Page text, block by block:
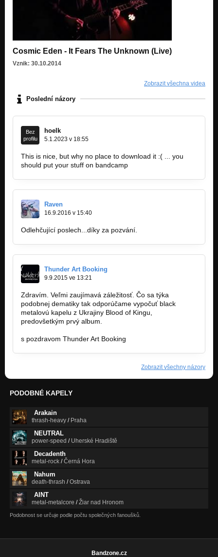
Cosmic Eden - It Fears The Unknown (Live)
Vznik: 30.10.2014
Zobrazit všechna videa
Poslední názory
Bez
profilu
hoelk
5.1.2023 v 18:55
This is nice, but why no place to download it :( ... you
should put your stuff on bandcamp
Raven
16.9.2016 v 15:40
Odlehčující poslech...díky za pozvání.
Thunder Art Booking
9.9.2015 ve 13:21
Zdravím. Veľmi zaujímavá záležitosť. Čo sa týka
podobnej dematiky tak odporúčame vypočuť black
metalovú kapelu z Ukrajiny Blood of Kingu,
predovšetkým prvý album.
s pozdravom Thunder Art Booking
Zobrazit všechny názory
PODOBNÉ KAPELY
Arakain
thrash-heavy / Praha
NEUTRAL
power-speed / Uherské Hradiště
Decadenth
metal-rock /Černá Hora
Nahum
death-thrash /Ostrava
AINT
metal-metalcore /Žiar nad Hronom
Podobnost se určuje podle počtu společných fanoušků.
Bandzone.cz